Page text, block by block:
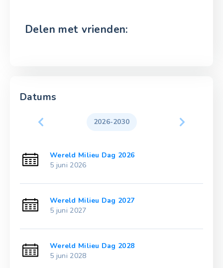
Delen met vrienden:
Datums
2026-2030
Wereld Milieu Dag 2026
5 juni 2026
Wereld Milieu Dag 2027
5 juni 2027
Wereld Milieu Dag 2028
5 juni 2028